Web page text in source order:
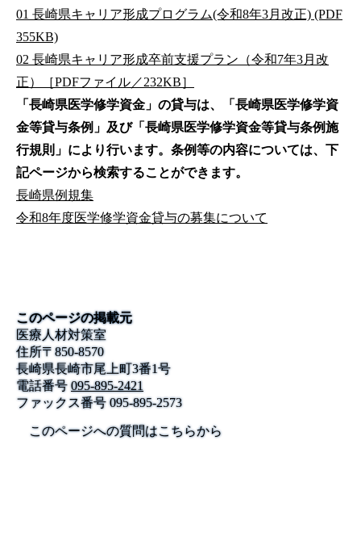
01 長崎県キャリア形成プログラム(令和8年3月改正) (PDF
355KB)
02 長崎県キャリア形成卒前支援プラン（令和7年3月改
正）［PDFファイル／232KB］
「長崎県医学修学資金」の貸与は、「長崎県医学修学資
金等貸与条例」及び「長崎県医学修学資金等貸与条例施
行規則」により行います。条例等の内容については、下
記ページから検索することができます。
長崎県例規集
令和8年度医学修学資金貸与の募集について
このページの掲載元
医療人材対策室
住所〒850-8570
長崎県長崎市尾上町3番1号
電話番号 095-895-2421
ファックス番号095-895-2573
このページへの質問はこちらから